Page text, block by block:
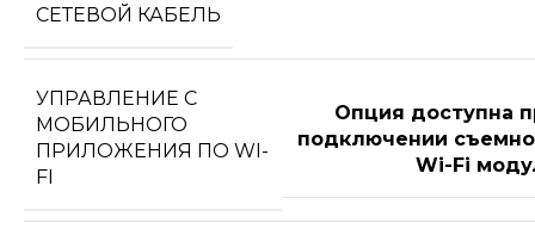
СЕТЕВОЙ КАБЕЛЬ
УПРАВЛЕНИЕ C
МОБИЛЬНОГО
ПРИЛОЖЕНИЯ ПО WI-
FI
Опция доступна
подключении
Wi-Fi